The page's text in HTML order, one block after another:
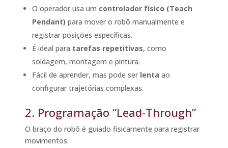
O operador usa um controlador físico (Teach
Pendant) para mover o robô manualmente e
registrar posições específicas.
É ideal para tarefas repetitivas, como
soldagem, montagem e pintura.
Fácil de aprender, mas pode ser lenta ao
configurar trajetórias complexas.
2. Programação “Lead-Through”
O braço do robô é guiado fisicamente para registrar
movimentos.